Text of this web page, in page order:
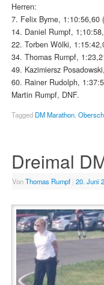
Herren:
7. Felix Byrne, 1:10:56,60
14. Daniel Rumpf,
22. Torben Wölki,
34. Thomas Rumpf,
49. Kazimiersz
60. Rainer Rudolph,
Martin Rumpf, DNF.
Tagged DM Marathon,
Dreimal
VonThomas Rumpf | 20. Juni